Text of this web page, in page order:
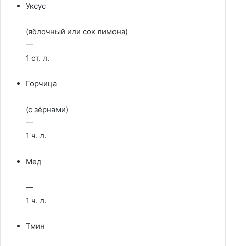
Уксус
(яблочный или сок лимона)
—
1 ст. л.
Горчица
(с зёрнами)
—
1 ч. л.
Мед
—
1 ч. л.
Тмин